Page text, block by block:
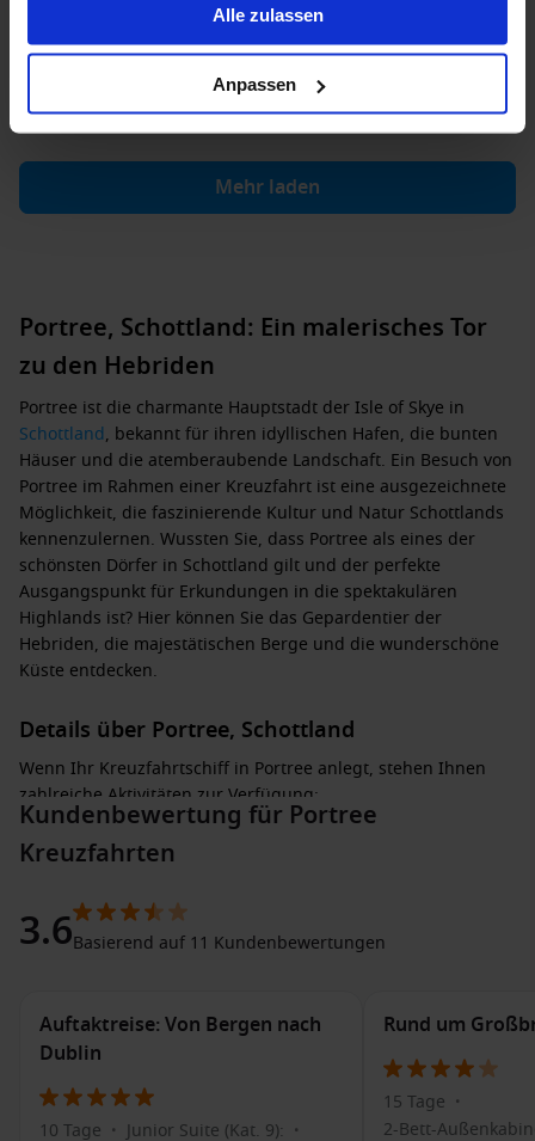
Alle zulassen
Anpassen
Balkonkabineab
Mehr laden
Portree, Schottland: Ein malerisches Tor
zu den Hebriden
Portree ist die charmante Hauptstadt der Isle of Skye in
Schottland, bekannt für ihren idyllischen Hafen, die bunten
Häuser und die atemberaubende Landschaft. Ein Besuch von
Portree im Rahmen einer Kreuzfahrt ist eine ausgezeichnete
Möglichkeit, die faszinierende Kultur und Natur Schottlands
kennenzulernen. Wussten Sie, dass Portree als eines der
schönsten Dörfer in Schottland gilt und der perfekte
Ausgangspunkt für Erkundungen in die spektakulären
Highlands ist? Hier können Sie das Gepardentier der
Hebriden, die majestätischen Berge und die wunderschöne
Küste entdecken.
Details über Portree, Schottland
Wenn Ihr Kreuzfahrtschiff in Portree anlegt, stehen Ihnen
zahlreiche Aktivitäten zur Verfügung:
Erkunden des Hafens
beobachten Sie die traditionellen Boote, die mit frischem
Fang zurückkehren.
regionalen Köstlichkeiten. Der Markt ist eine gute
Gelegenheit, Souvenirs zu erwerben.
: Nutzen Sie die
Gelegenheit, die einmaligen Wanderwege in den
umliegenden Highlands zu erkunden, wie den Quiraing
Kundenbewertung für Portree
Kreuzfahrten
3.6Basierend auf 11 Kundenbewertungen
Auftaktreise: Von Bergen nach
Dublin
10 Tage • Junior Suite (Kat. 9): •
Rund um
15 Tage •
2-Bett-